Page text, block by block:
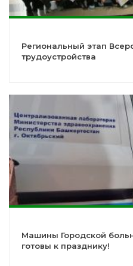
Региональный этап
трудоустройства
Машины Городской
готовы к празднику!